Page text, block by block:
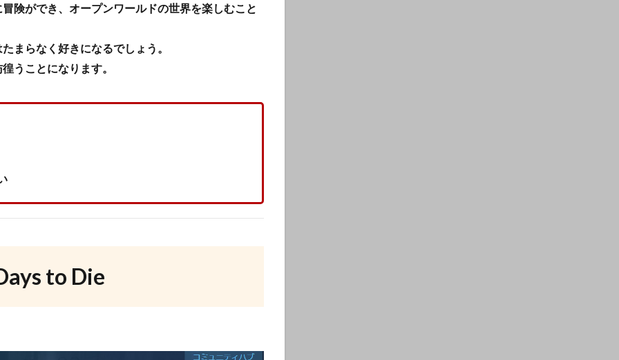
険ができ、オープンワールドの世界を楽しむこと
まらなく好きになるでしょう。
うことになります。
to Die